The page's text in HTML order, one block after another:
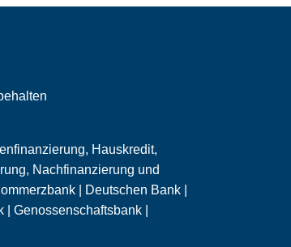
Hauskredit,
Nachfinanzierung und
| Deutschen Bank |
Genossenschaftsbank |